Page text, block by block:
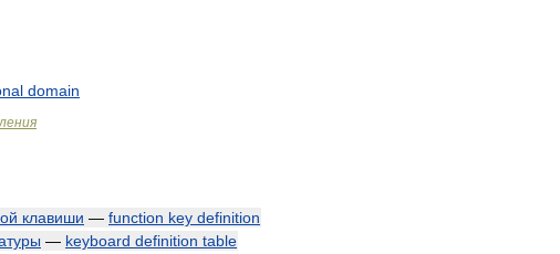
domain
клавиши — function key definition
— keyboard definition table